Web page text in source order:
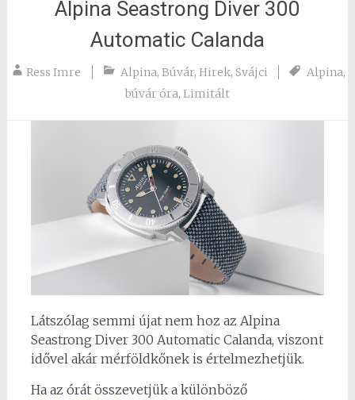
Alpina Seastrong Diver 300
Automatic Calanda
Ress Imre Alpina,Búvár,Hirek,Svájci Alpina,
búvár óra, Limitált
Látszólag semmi újat nem hoz az Alpina
Seastrong Diver 300 Automatic Calanda, viszont
idővel akár mérföldkőnek is értelmezhetjük.
Ha az órát összevetjük a különböző